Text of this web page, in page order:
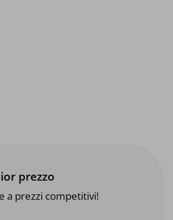
prezzo
a prezzi competitivi!